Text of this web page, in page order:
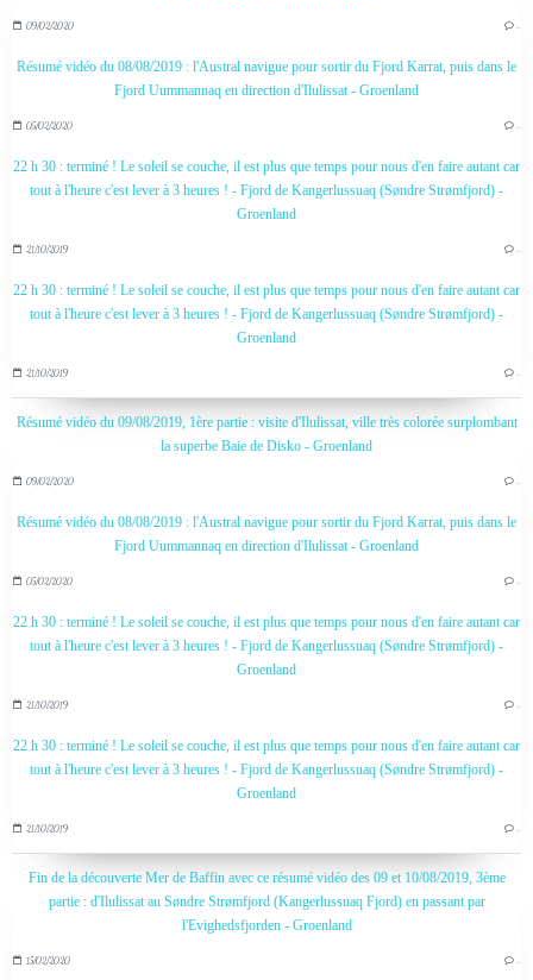
09/02/2020 …
Résumé vidéo du 08/08/2019 : l'Austral navigue pour sortir du Fjord Karrat, puis dans le
Fjord Uummannaq en direction d'Ilulissat - Groenland
05/02/2020 …
22 h 30 : terminé ! Le soleil se couche, il est plus que temps pour nous d'en faire autant car
tout à l'heure c'est lever à 3 heures ! - Fjord de Kangerlussuaq (Søndre Strømfjord) -
Groenland
21/10/2019 …
22 h 30 : terminé ! Le soleil se couche, il est plus que temps pour nous d'en faire autant car
tout à l'heure c'est lever à 3 heures ! - Fjord de Kangerlussuaq (Søndre Strømfjord) -
Groenland
21/10/2019 …
Résumé vidéo du 09/08/2019, 1ère partie : visite d'Ilulissat, ville très colorée surplombant
la superbe Baie de Disko - Groenland
09/02/2020 …
Résumé vidéo du 08/08/2019 : l'Austral navigue pour sortir du Fjord Karrat, puis dans le
Fjord Uummannaq en direction d'Ilulissat - Groenland
05/02/2020 …
22 h 30 : terminé ! Le soleil se couche, il est plus que temps pour nous d'en faire autant car
tout à l'heure c'est lever à 3 heures ! - Fjord de Kangerlussuaq (Søndre Strømfjord) -
Groenland
21/10/2019 …
22 h 30 : terminé ! Le soleil se couche, il est plus que temps pour nous d'en faire autant car
tout à l'heure c'est lever à 3 heures ! - Fjord de Kangerlussuaq (Søndre Strømfjord) -
Groenland
21/10/2019 …
Fin de la découverte Mer de Baffin avec ce résumé vidéo des 09 et 10/08/2019, 3ème
partie : d'Ilulissat au Søndre Strømfjord (Kangerlussuaq Fjord) en passant par
l'Evighedsfjorden - Groenland
15/02/2020 …